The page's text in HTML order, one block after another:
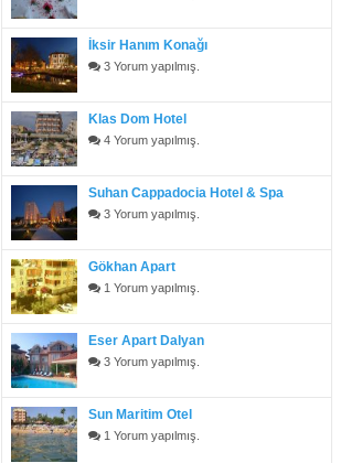
İksir Hanım Konağı
3 Yorum yapılmış.
Klas Dom Hotel
4 Yorum yapılmış.
Suhan Cappadocia Hotel & Spa
3 Yorum yapılmış.
Gökhan Apart
1 Yorum yapılmış.
Eser Apart Dalyan
3 Yorum yapılmış.
Sun Maritim Otel
1 Yorum yapılmış.